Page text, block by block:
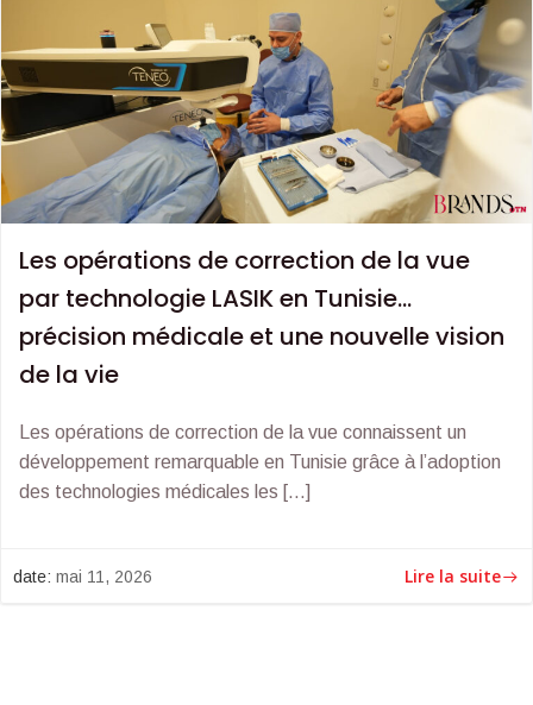
Les opérations de correction de la vue
par technologie LASIK en Tunisie…
précision médicale et une nouvelle vision
de la vie
Les opérations de correction de la vue connaissent un
développement remarquable en Tunisie grâce à l’adoption
des technologies médicales les […]
date: mai 11, 2026 Lire la suite